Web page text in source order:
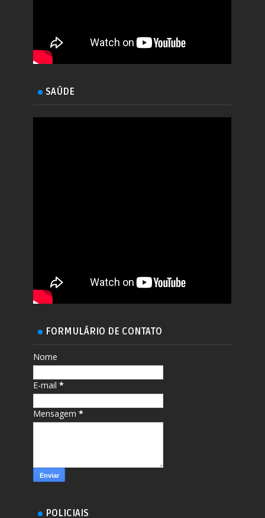
SAÚDE
FORMULÁRIO DE CONTATO
Nome
E-mail*
Mensagem*
POLICIAIS